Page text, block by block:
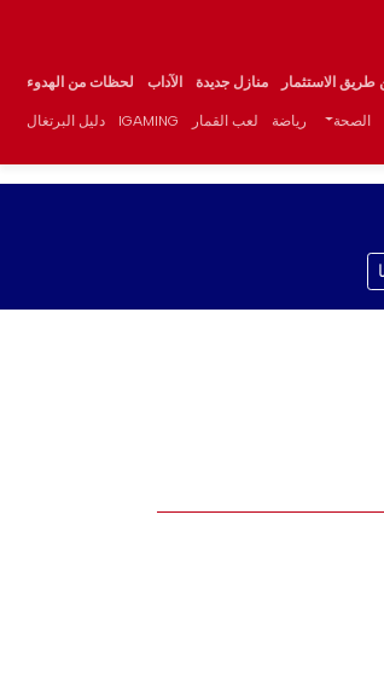
طريق الاستثمار منازل جديدة الآداب لحظات من الهدوء
الصحة رياضة لعب القمار IGAMING دليل البرتغال